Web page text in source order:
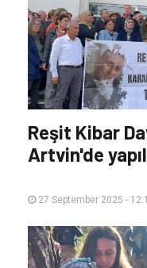
Reşit Kibar
Artvin'de
27 September 2025 -